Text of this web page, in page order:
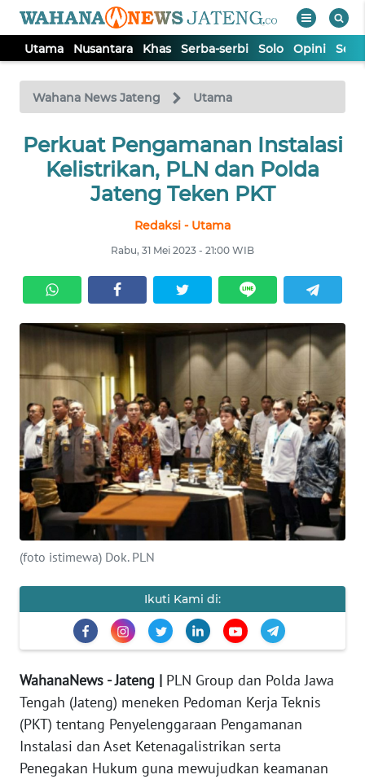
Utama Nusantara Khas Serba-serbi Solo Opini
Wahana News Jateng Utama
Perkuat Pengamanan Instalasi
Kelistrikan, PLN dan Polda
Jateng Teken PKT
Redaksi - Utama
Rabu, 31 Mei 2023 - 21:00 WIB
(foto istimewa) Dok. PLN
Ikuti Kami di:
WahanaNews - Jateng | PLN Group dan Polda Jawa
Tengah (Jateng) meneken Pedoman Kerja Teknis
(PKT) tentang Penyelenggaraan Pengamanan
Instalasi dan Aset Ketenagalistrikan serta
Penegakan Hukum guna mewujudkan keamanan
TV
Tutup
UTAMA
NUSANTARA
SERBA-
SERBI
SOLO
SEMARANG
BOROBUDUR
Informasi
INDEKS
INFO
IKLAN
TENTANG
KAMI